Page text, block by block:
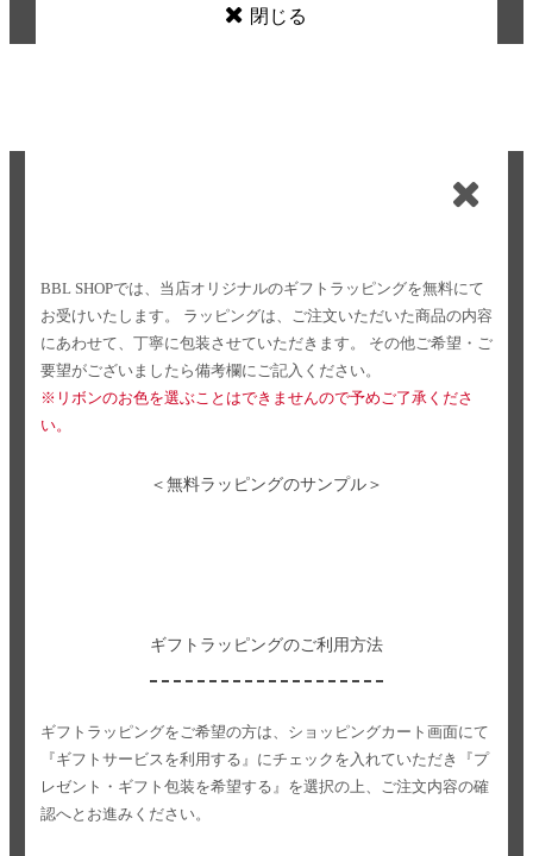
閉じる
BBL SHOPでは、当店オリジナルのギフトラッピングを無料にて
お受けいたします。
ラッピングは、ご注文いただいた商品の内容
にあわせて、丁寧に包装させていただきます。
その他ご希望・ご
要望がございましたら備考欄にご記入ください。
※リボンのお色を選ぶことはできませんので予めご了承くださ
い。
＜無料ラッピングのサンプル＞
ギフトラッピングのご利用方法
ギフトラッピングをご希望の方は、ショッピングカート画面にて
『ギフトサービスを利用する』にチェックを入れていただき
『プ
レゼント・ギフト包装を希望する』を選択の上、ご注文内容の確
認へとお進みください。